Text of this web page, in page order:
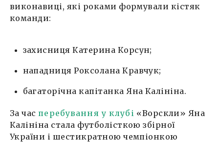
виконавиці, які роками формували кістяк
команди:
захисниця Катерина Корсун;
нападниця Роксолана Кравчук;
багаторічна капітанка Яна Калініна.
За часперебування у клубі «Ворскли» Яна
Калініна стала футболісткою збірної
України і шестикратною чемпіонкою